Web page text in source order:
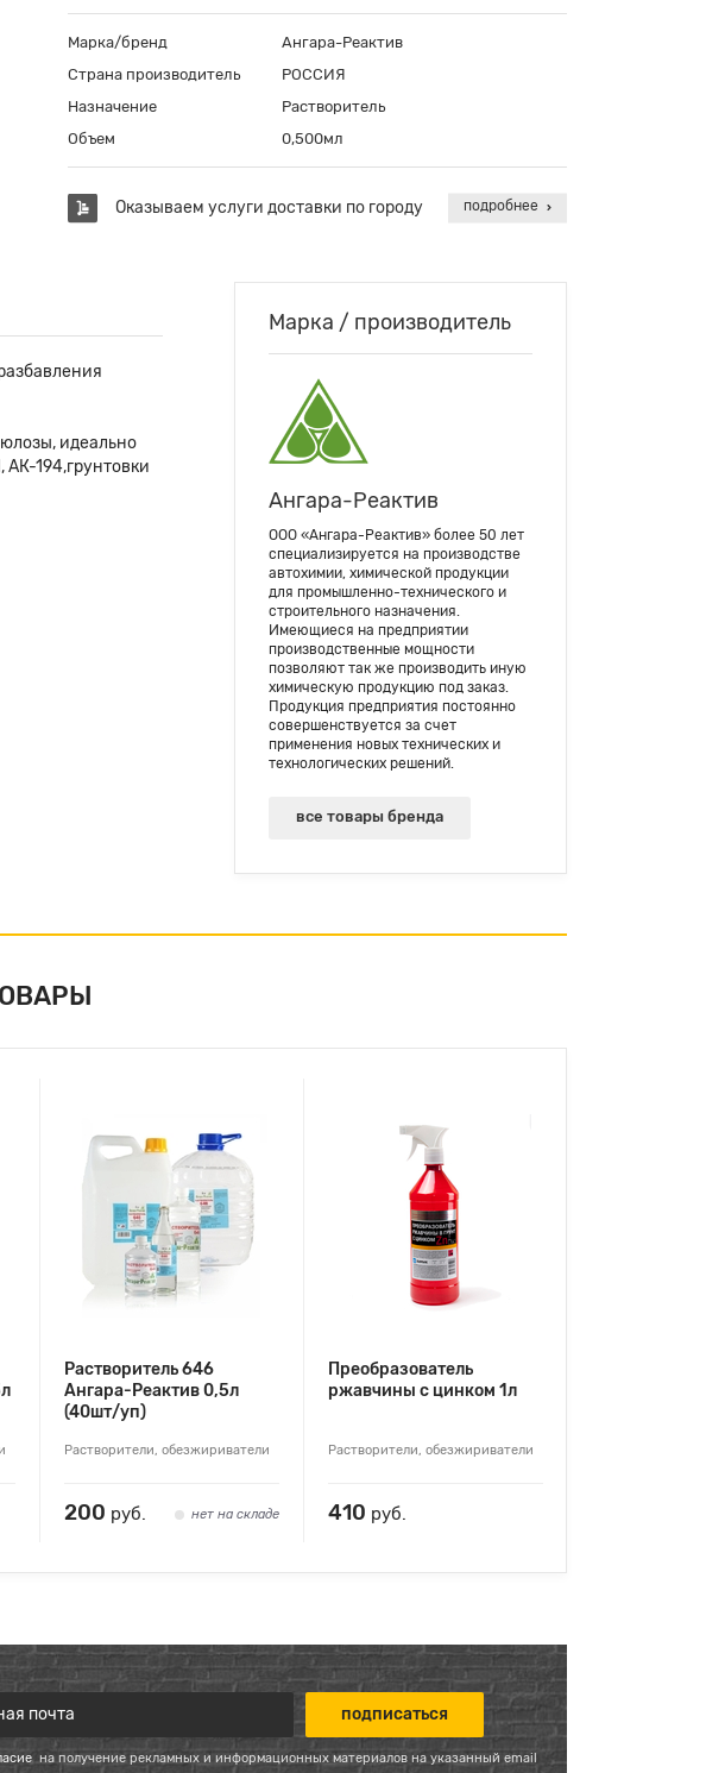
Марка/бренд
Ангара-Реактив
Страна производитель
РОССИЯ
Назначение
Растворитель
Объем
0,500мл
Оказываем услуги доставки по городу подробнее
идеально
194,грунтовки
Марка / производитель
Ангара-Реактив
ООО «Ангара-Реактив» более 50 лет
специализируется на производстве
автохимии, химической продукции
для промышленно-технического и
строительного назначения.
Имеющиеся на предприятии
производственные мощности
позволяют так же производить иную
химическую продукцию под заказ.
Продукция предприятия постоянно
совершенствуется за счет
применения новых технических и
технологических решений.
все товары бренда
Растворитель 646
Ангара-Реактив 0,5л
(40шт/уп)
Растворители, обезжириватели
200 руб. нет на складе
Преобразователь
ржавчины с цинком 1л
Растворители, обезжириватели
410 руб.
на получение рекламных и информационных материалов на указанный email